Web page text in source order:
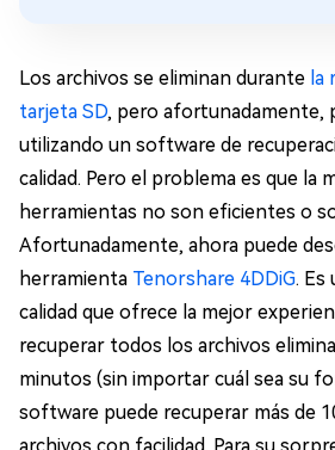
Los archivos se eliminan durante la
tarjeta SD, pero afortunadamente,
utilizando un software de
calidad. Pero el problema es que la
herramientas no son eficientes o
Afortunadamente, ahora puede
herramienta Tenorshare 4DDiG. Es
calidad que ofrece la mejor
recuperar todos los archivos
minutos (sin importar cuál sea su
software puede recuperar más de
archivos con facilidad. Para su